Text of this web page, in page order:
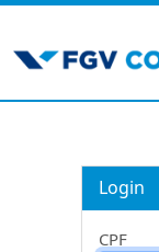
Login
CPF